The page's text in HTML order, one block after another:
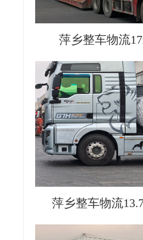
萍乡整车物流
萍乡整车物流